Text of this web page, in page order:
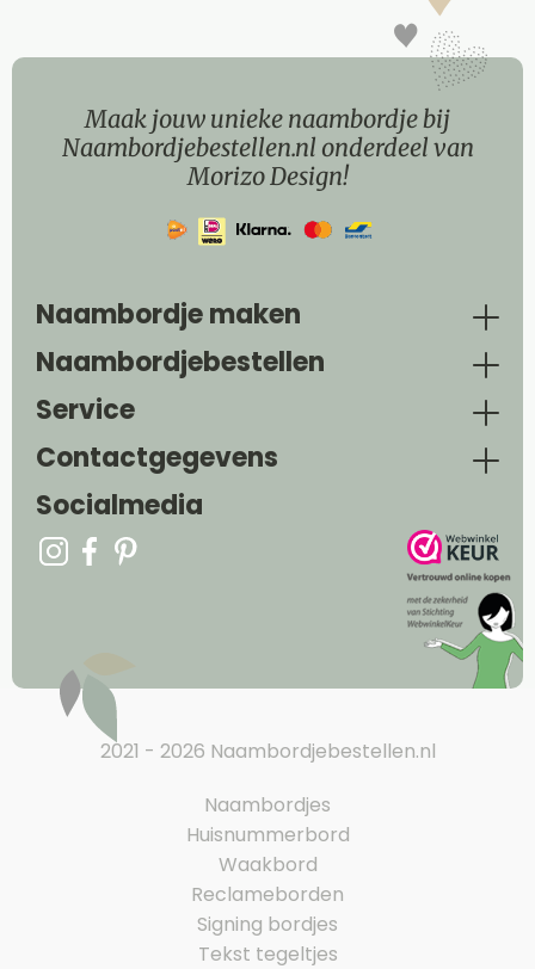
Maak jouw unieke naambordje bij
Naambordjebestellen.nl onderdeel van
Morizo Design!
Naambordje maken
Naambordjebestellen
Service
Contactgegevens
Socialmedia
2021 - 2026 Naambordjebestellen.nl
Naambordjes
Huisnummerbord
Waakbord
Reclameborden
Signing bordjes
Tekst tegeltjes